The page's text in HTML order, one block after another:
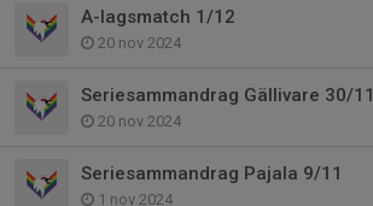
A-lagsmatch 1/12
20 nov 2024
Seriesammandrag Gällivare 30/11
20 nov 2024
Seriesammandrag Pajala 9/11
1 nov 2024